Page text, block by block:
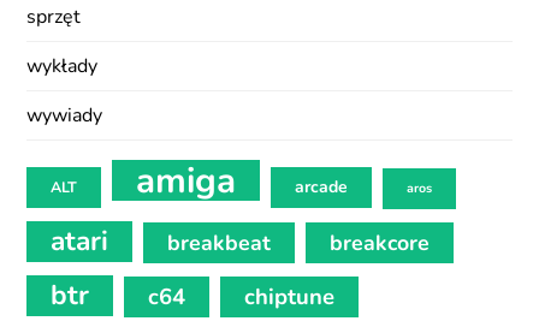
sprzęt
wykłady
wywiady
ALT amiga arcade aros
atari breakbeat breakcore
btr c64
chiptune